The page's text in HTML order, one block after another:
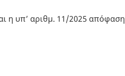
η υπ’ αριθμ. 11/2025 απόφαση